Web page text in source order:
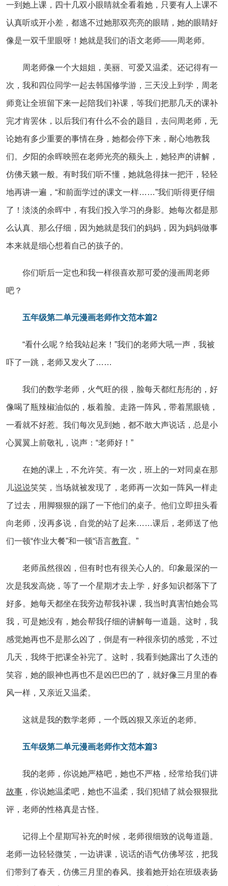
一到她上课，四十几双小眼睛就全看着她，只要有人上课不
认真听或开小差，都逃不过她那双亮亮的眼睛，她的眼睛好
像是一双千里眼呀！她就是我们的语文老师——周老师。
周老师像一个大姐姐，美丽、可爱又温柔。还记得有一
次，我和四位同学一起去韩国修学游，三天没上到学，周老
师竟让全班留下来一起陪我们补课，等我们把那几天的课补
完才肯罢休，以后我们有什么不会的题目，去问周老师，无
论她有多少重要的事情在身，她都会停下来，耐心地教我
们。夕阳的余晖映照在老师光亮的额头上，她轻声的讲解，
仿佛天籁一般。有时我们听不懂，她就急得抹一把汗，轻轻
地再讲一遍，“和前面学过的课文一样……”我们听得更仔细
了！淡淡的余晖中，有我们投入学习的身影。她每次都是那
么认真、那么仔细，因为她就是我们的妈妈，因为妈妈做事
本来就是细心想着自己的孩子的。
你们听后一定也和我一样很喜欢那可爱的漫画周老师
吧？
五年级第二单元漫画老师作文范本篇2
“看什么呢？给我站起来！”我们的老师大吼一声，我被
吓了一跳，老师又发火了……
我们的数学老师，火气旺的很，脸每天都红彤彤的，好
像喝了瓶辣椒油似的，板着脸。走路一阵风，带着黑眼镜，
一看就不好惹。我们每次见到她，都不敢大声说话，总是小
心翼翼上前敬礼，说声：“老师好！”
在她的课上，不允许笑。有一次，班上的一对同桌在那
儿说说笑笑，当场就被发现了，老师再一次如一阵风一样走
了过去，用脚狠狠的踢了一下他们的桌子。他们立即扭头看
向老师，没再多说，自觉的站了起来……课后，老师送了他
们一顿“作业大餐”和一顿“语言教育。”
老师虽然很凶，但有时也有很关心人的。印象最深的一
次是我发高烧，等了一个星期才去上学，好多知识都落下了
好多。她每天都坐在我旁边帮我补课，我当时真害怕她会骂
我，可是她没有，她会帮我仔细的讲解每一道题。这时，我
感觉她再也不是那么凶了，倒是有一种很亲切的感觉，不过
几天，我终于把课全补完了。这时，我看到她露出了久违的
笑容，她的眼神也再也不是凶巴巴的了，就好像三月里的春
风一样，又亲近又温柔。
这就是我的数学老师，一个既凶狠又亲近的老师。
五年级第二单元漫画老师作文范本篇3
我的老师，你说她严格吧，她也不严格，经常给我们讲
故事 ，你说她温柔吧，她也不温柔，我们犯错了就会狠狠批
评，老师的性格真是古怪。
记得上个星期写补充的时候，老师很细致的说每道题。
老师一边轻轻微笑，一边讲课，说话的语气仿佛琴弦，把我
们带到了春天，仿佛三月里的春风。接着她开始在班级表扬